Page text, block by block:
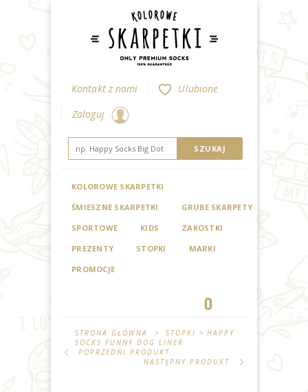
Kontakt z nami
Ulubione
Zaloguj
KOLOROWE SKARPETKI
ŚMIESZNE SKARPETKI
GRUBE SKARPETY
SPORTOWE
KIDS
ZAKOSTKI
PREZENTY
STOPKI
MARKI
PROMOCJE
0
STRONA GŁÓWNA > STOPKI > HAPPY
SOCKS FUNNY DOG LINER
POPRZEDNI PRODUKT
NASTĘPNY PRODUKT